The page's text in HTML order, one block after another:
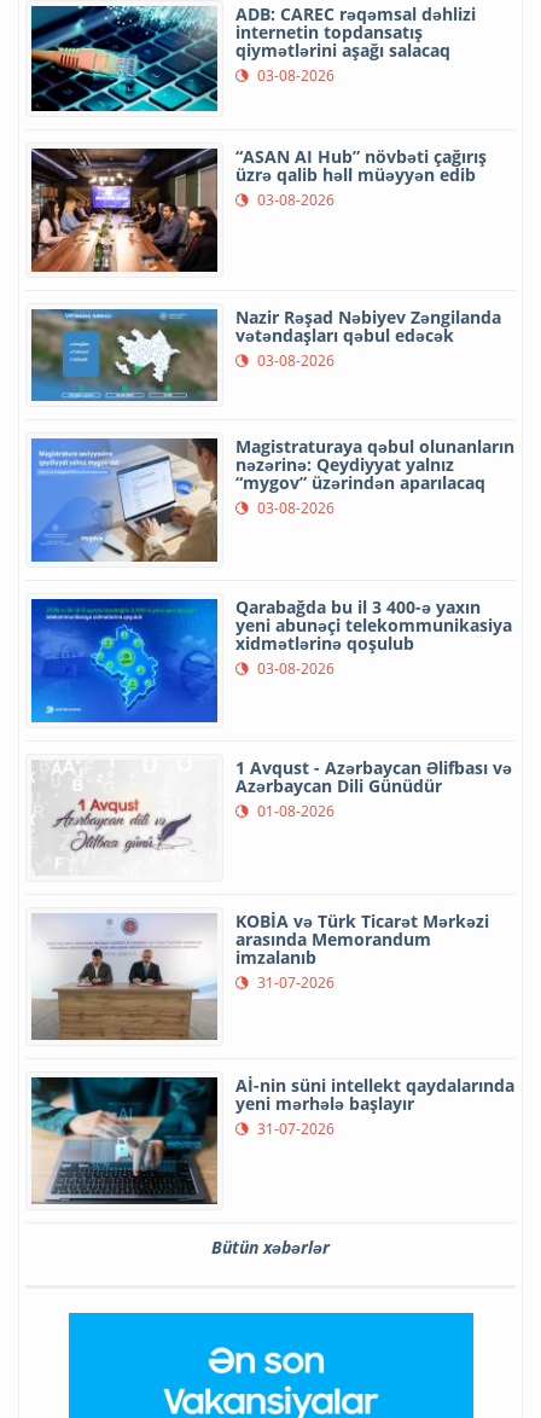
ADB: CAREC rəqəmsal dəhlizi
internetin topdansatış
qiymətlərini aşağı salacaq
03-08-2026
“ASAN AI Hub” növbəti çağırış
üzrə qalib həll müəyyən edib
03-08-2026
Nazir Rəşad Nəbiyev Zəngilanda
vətəndaşları qəbul edəcək
03-08-2026
Magistraturaya qəbul olunanların
nəzərinə: Qeydiyyat yalnız
“mygov” üzərindən aparılacaq
03-08-2026
Qarabağda bu il 3 400-ə yaxın
yeni abunəçi telekommunikasiya
xidmətlərinə qoşulub
03-08-2026
1 Avqust - Azərbaycan Əlifbası və
Azərbaycan Dili Günüdür
01-08-2026
KOBİA və Türk Ticarət Mərkəzi
arasında Memorandum
imzalanıb
31-07-2026
Aİ-nin süni intellekt qaydalarında
yeni mərhələ başlayır
31-07-2026
Bütün xəbərlər